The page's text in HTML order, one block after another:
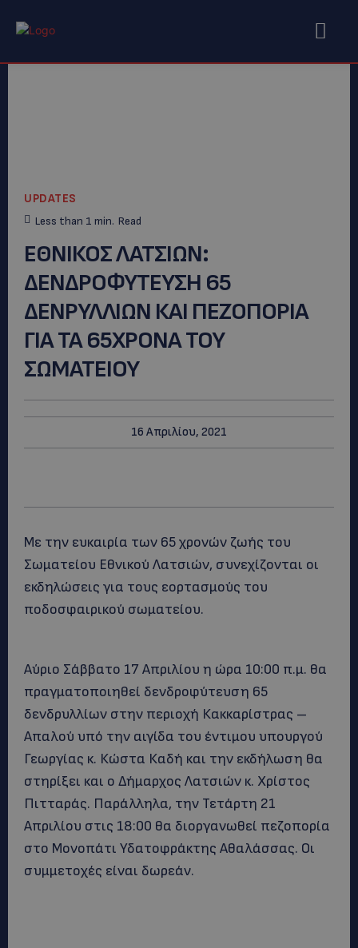
UPDATES
Less than 1 min. Read
ΕΘΝΙΚΟΣ ΛΑΤΣΙΩΝ:
ΔΕΝΔΡΟΦΥΤΕΥΣΗ 65
ΔΕΝΡΥΛΛΙΩΝ ΚΑΙ ΠΕΖΟΠΟΡΙΑ
ΓΙΑ ΤΑ 65ΧΡΟΝΑ ΤΟΥ
ΣΩΜΑΤΕΙΟΥ
16 Απριλίου, 2021
Με την ευκαιρία των 65 χρονών ζωής του
Σωματείου Εθνικού Λατσιών, συνεχίζονται οι
εκδηλώσεις για τους εορτασμούς του
ποδοσφαιρικού σωματείου.
Αύριο Σάββατο 17 Απριλίου η ώρα 10:00 π.μ. θα
πραγματοποιηθεί δενδροφύτευση 65
δενδρυλλίων στην περιοχή Κακκαρίστρας –
Απαλού υπό την αιγίδα του έντιμου υπουργού
Γεωργίας κ. Κώστα Καδή και την εκδήλωση θα
στηρίξει και ο Δήμαρχος Λατσιών κ. Χρίστος
Πιτταράς. Παράλληλα, την Τετάρτη 21
Απριλίου στις 18:00 θα διοργανωθεί πεζοπορία
στο Μονοπάτι Υδατοφράκτης Αθαλάσσας. Οι
συμμετοχές είναι δωρεάν.